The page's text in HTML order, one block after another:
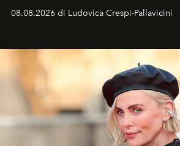
favorevole della Luna nuova in Leone
ideale per la notte delle Perseidi.
08.08.2026 di Ludovica Crespi-Pallavicini